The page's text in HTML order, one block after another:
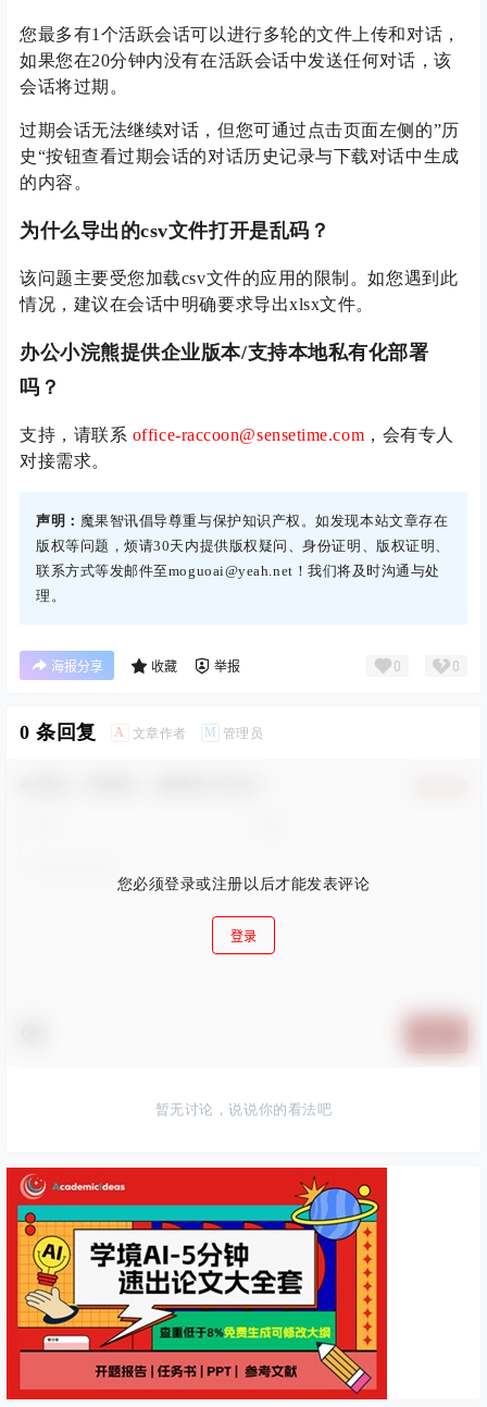
您最多有1个活跃会话可以进行多轮的文件上传和对话，
如果您在20分钟内没有在活跃会话中发送任何对话，该
会话将过期。
过期会话无法继续对话，但您可通过点击页面左侧的”历
史“按钮查看过期会话的对话历史记录与下载对话中生成
的内容。
为什么导出的csv文件打开是乱码？
该问题主要受您加载csv文件的应用的限制。如您遇到此
情况，建议在会话中明确要求导出xlsx文件。
办公小浣熊提供企业版本/支持本地私有化部署
吗？
支持，请联系 office-raccoon@sensetime.com ，会有专人
对接需求。
声明： 魔果智讯倡导尊重与保护知识产权。如发现本站文章存在
版权等问题，烦请30天内提供版权疑问、身份证明、版权证明、
联系方式等发邮件至moguoai@yeah.net！我们将及时沟通与处
理。
海报分享 收藏 举报 0 0
0 条回复 A 文章作者 M 管理员
您必须登录或注册以后才能发表评论
登录
暂无讨论，说说你的看法吧